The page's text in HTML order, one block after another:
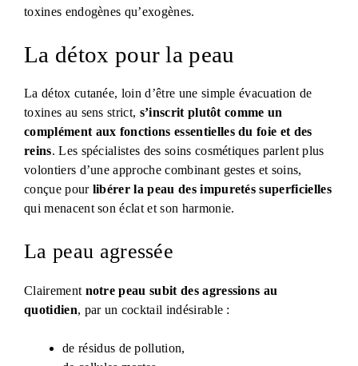
toxines endogènes qu’exogènes.
La détox pour la peau
La détox cutanée, loin d’être une simple évacuation de
toxines au sens strict, s’inscrit plutôt comme un
complément aux fonctions essentielles du foie et des
reins. Les spécialistes des soins cosmétiques parlent plus
volontiers d’une approche combinant gestes et soins,
conçue pour libérer la peau des impuretés superficielles
qui menacent son éclat et son harmonie.
La peau agressée
Clairement notre peau subit des agressions au
quotidien, par un cocktail indésirable :
de résidus de pollution,